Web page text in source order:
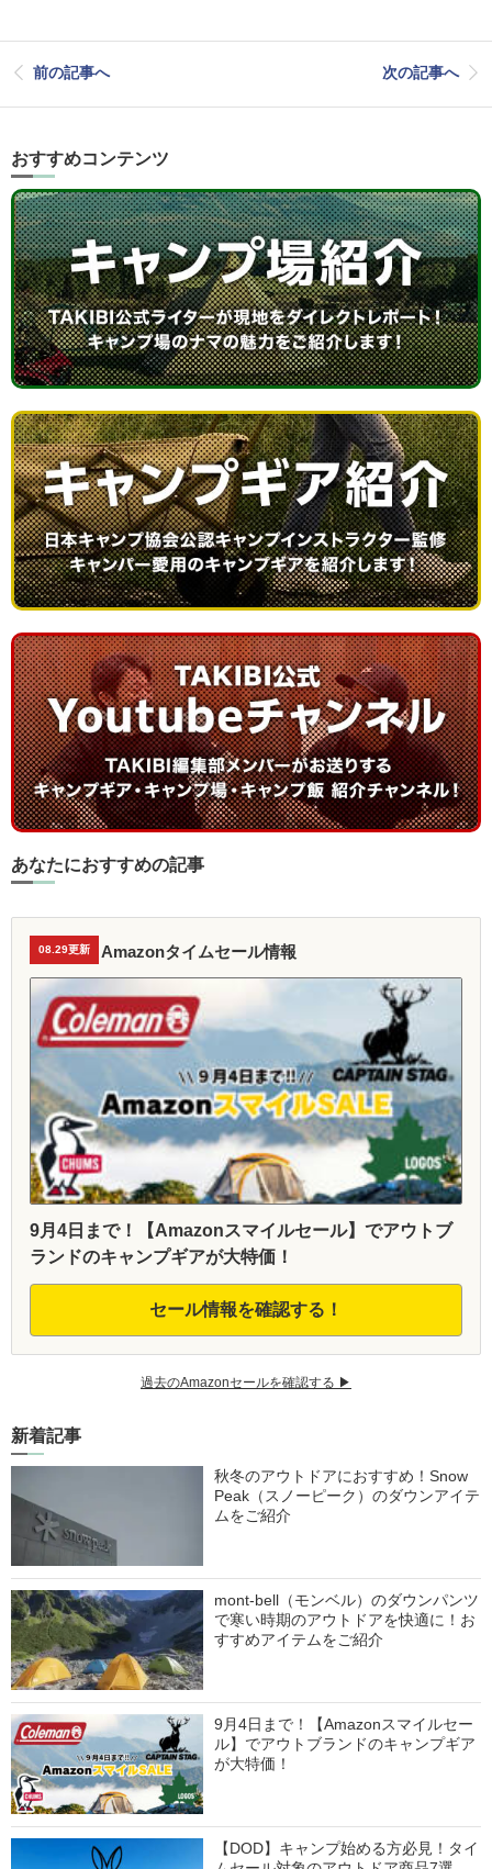
前の記事へ 次の記事へ
おすすめコンテンツ
あなたにおすすめの記事
08.29更新 Amazonタイムセール情報
9月4日まで！【Amazonスマイルセール】でアウトブ
ランドのキャンプギアが大特価！
セール情報を確認する！
過去のAmazonセールを確認する ▶︎
新着記事
秋冬のアウトドアにおすすめ！Snow
Peak（スノーピーク）のダウンアイテ
ムをご紹介
mont-bell（モンベル）のダウンパンツ
で寒い時期のアウトドアを快適に！お
すすめアイテムをご紹介
9月4日まで！【Amazonスマイルセー
ル】でアウトブランドのキャンプギア
が大特価！
【DOD】キャンプ始める方必見！タイ